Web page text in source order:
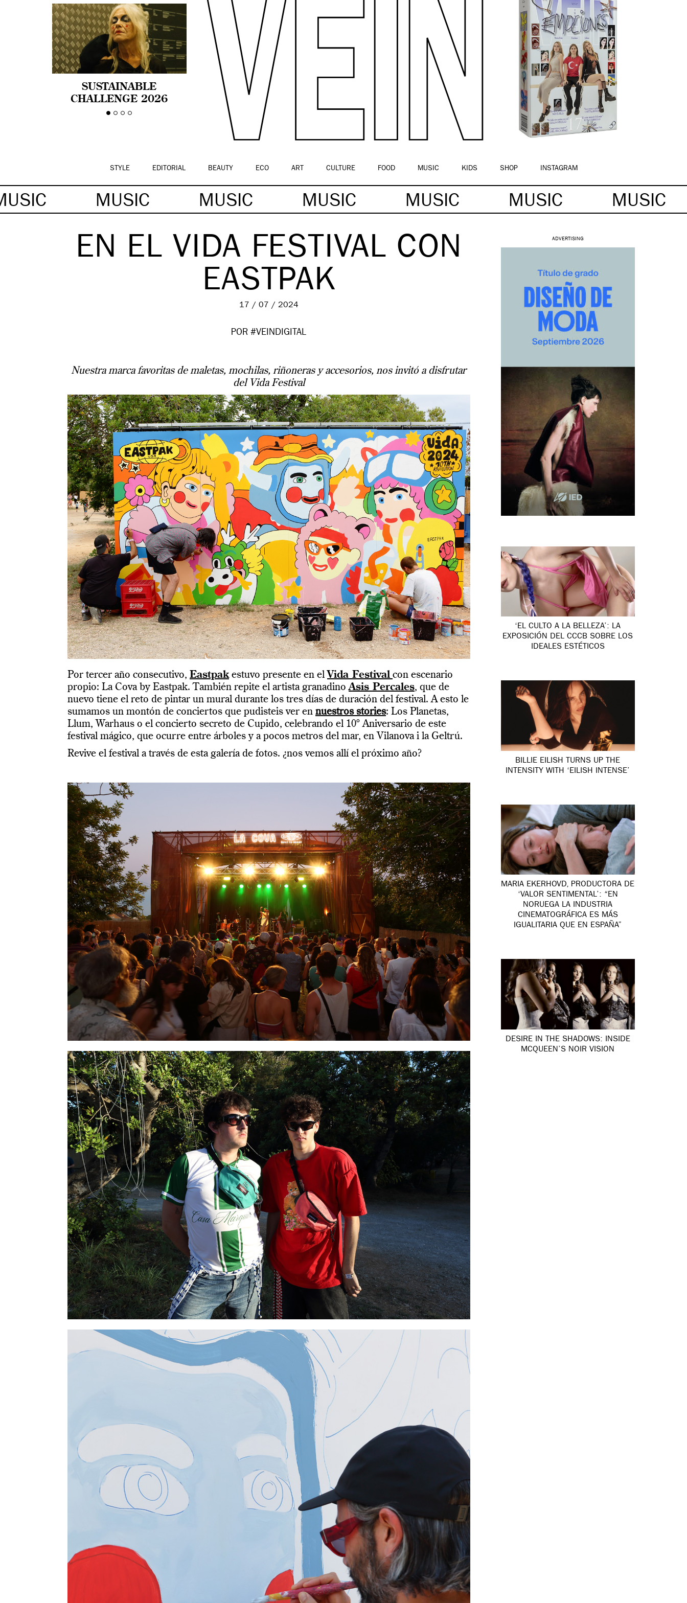
SUSTAINABLE
CHALLENGE 2026
CELEBRA LA
STYLE EDITORIAL BEAUTY ECO ART CULTURE FOOD MUSIC KIDS SHOP INSTAGRAM
MUSIC MUSIC MUSIC MUSIC MUSIC MUSIC
EN EL VIDA FESTIVAL CON
EASTPAK
17 / 07 / 2024
POR #VEINDIGITAL
Nuestra marca favoritas de maletas, mochilas, riñoneras y accesorios, nos invitó a disfrutar
del Vida Festival
Por tercer año consecutivo, Eastpakestuvo presente en el Vida Festival con escenario
propio: La Cova by Eastpak. También repite el artista granadinoAsis Percales, que de
nuevo tiene el reto de pintar un mural durante los tres días de duración del festival. A esto le
sumamos un montón de conciertos que pudisteis ver en nuestros stories: Los Planetas,
Llum, Warhaus o el concierto secreto de Cupido, celebrando el 10º Aniversario de este
festival mágico, que ocurre entre árboles y a pocos metros del mar, en Vilanova i la Geltrú.
Revive el festival a través de esta galería de fotos. ¿nos vemos allí el próximo año?
ADVERTISING
‘EL CULTO A LA BELLEZA’: LA
EXPOSICIÓN DEL CCCB SOBRE LOS
IDEALES ESTÉTICOS
BILLIE EILISH TURNS UP THE
INTENSITY WITH ‘EILISH INTENSE’
MARIA EKERHOVD, PRODUCTORA DE
‘VALOR SENTIMENTAL’: “EN
NORUEGA LA INDUSTRIA
CINEMATOGRÁFICA ES MÁS
IGUALITARIA QUE EN ESPAÑA”
DESIRE IN THE SHADOWS: INSIDE
MCQUEEN’S NOIR VISION